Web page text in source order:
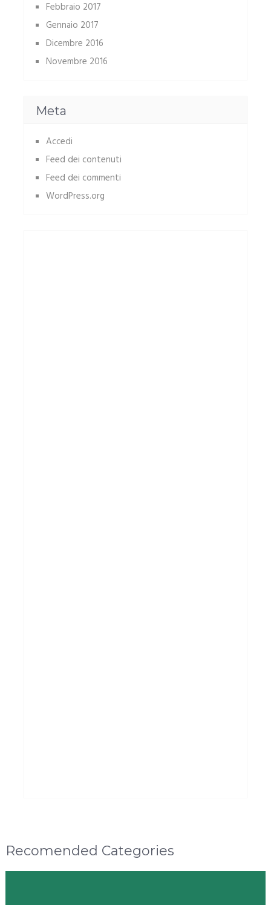
Febbraio 2017
Gennaio 2017
Dicembre 2016
Novembre 2016
Meta
Accedi
Feed dei contenuti
Feed dei commenti
WordPress.org
Recomended Categories